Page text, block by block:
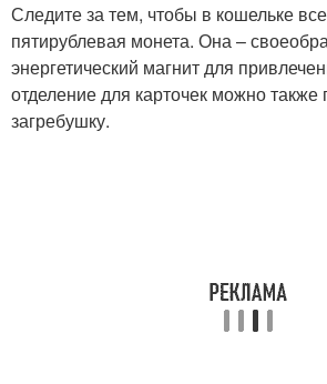
Следите за тем, чтобы в кошельке
пятирублевая монета. Она –
энергетический магнит для
отделение для карточек можно
загребушку.